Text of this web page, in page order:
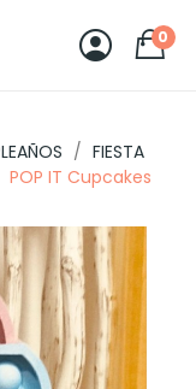
0
FIESTA
POP IT Cupcakes